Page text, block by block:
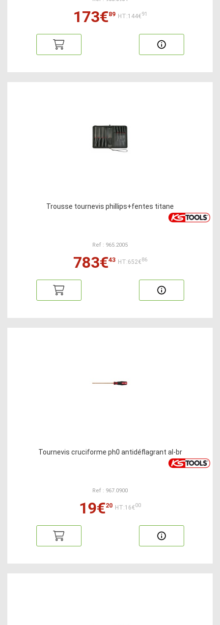
173€89 HT:144€91
Trousse tournevis phillips+fentes titane
Ref : 965.2005
783€43 HT:652€86
Tournevis cruciforme ph0 antidéflagrant al-br
Ref : 967.0900
19€20 HT:16€00